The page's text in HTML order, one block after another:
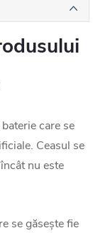
care se
Ceasul se
nu este
se găsește fie